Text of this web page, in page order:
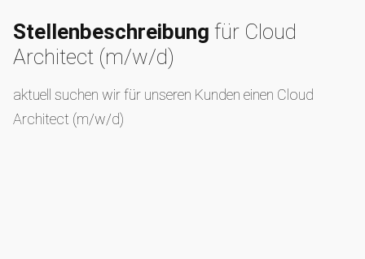
Stellenbeschreibung für Cloud
Architect (m/w/d)
aktuell suchen wir für unseren Kunden einen Cloud
Architect (m/w/d)